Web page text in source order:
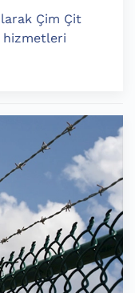
Çim Çit
hizmetleri